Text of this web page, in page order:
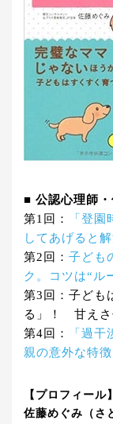
■ 公認心理師
第1回：
「登
してあげると
第2回： 子ども
ク。コツは“ル
第3回：子ども
る」！ 甘えさ
第4回：
「過
親の意外な特
【プロフィール】
佐藤めぐみ（さ